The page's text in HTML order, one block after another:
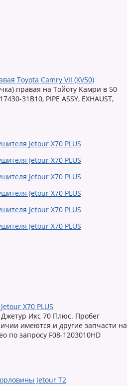
Toyota Camry VII (XV50)
правая на Тойоту Камри в 50
31B10, PIPE ASSY, EXHAUST,
X70 PLUS
Икс 70 Плюс. Пробег
имеются и другие запчасти на
по запросу F08-1203010HD